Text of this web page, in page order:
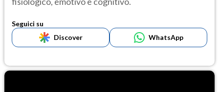
Seguici su
Discover
WhatsApp